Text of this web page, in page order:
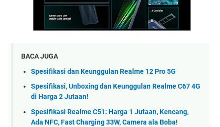
BACA JUGA
Spesifikasi dan Keunggulan Realme 12 Pro 5G
Spesifikasi, Unboxing dan Keunggulan Realme C67 4G
di Harga 2 Jutaan!
Spesifikasi Realme C51: Harga 1 Jutaan, Kencang,
Ada NFC, Fast Charging 33W, Camera ala Boba!